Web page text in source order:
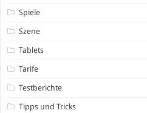
Spiele
Szene
Tablets
Tarife
Testberichte
Tipps und Tricks